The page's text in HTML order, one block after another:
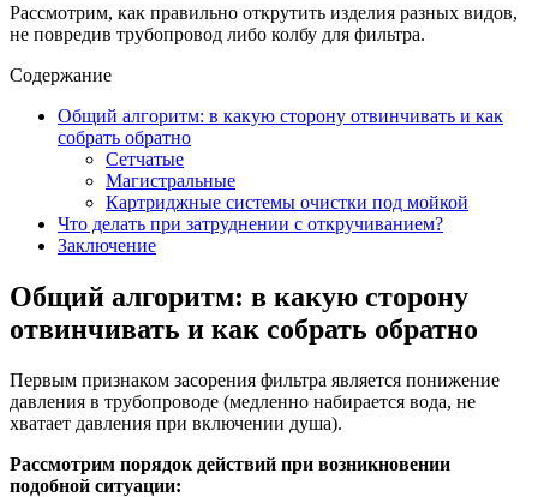
Рассмотрим, как правильно открутить изделия разных видов,
не повредив трубопровод либо колбу для фильтра.
Содержание
Общий алгоритм: в какую сторону отвинчивать и как
собрать обратно
Сетчатые
Магистральные
Картриджные системы очистки под мойкой
Что делать при затруднении с откручиванием?
Заключение
Общий алгоритм: в какую сторону
отвинчивать и как собрать обратно
Первым признаком засорения фильтра является понижение
давления в трубопроводе (медленно набирается вода, не
хватает давления при включении душа).
Рассмотрим порядок действий при возникновении
подобной ситуации: